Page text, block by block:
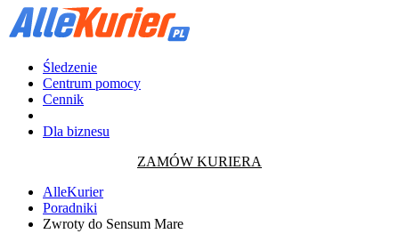
Śledzenie
Centrum pomocy
Cennik
Dla biznesu
ZAMÓW KURIERA
AlleKurier
Poradniki
Zwroty do Sensum Mare